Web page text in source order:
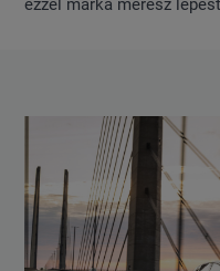
ezzel márka merész